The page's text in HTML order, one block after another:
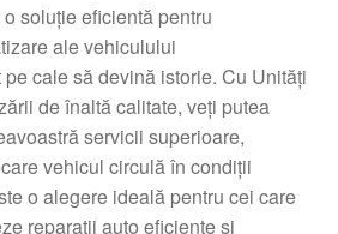
soluție eficientă pentru
ale vehiculului
cale să devină istorie. Cu Unități
de înaltă calitate, veți putea
servicii superioare,
vehicul circulă în condiții
o alegere ideală pentru cei care
reparatii auto eficiente și